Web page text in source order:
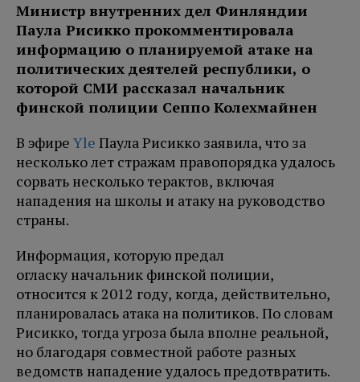
Министр внутренних дел Финляндии
Паула Рисикко прокомментировала
информацию о планируемой атаке на
политических деятелей республики, о
которой СМИ рассказал начальник
финской полиции Сеппо Колехмайнен
В эфире Yle Паула Рисикко заявила, что за
несколько лет стражам правопорядка удалось
сорвать несколько терактов, включая
нападения на школы и атаку на руководство
страны.
Информация, которую предал
огласку начальник финской полиции,
относится к 2012 году, когда, действительно,
планировалась атака на политиков. По словам
Рисикко, тогда угроза была вполне реальной,
но благодаря совместной работе разных
ведомств нападение удалось предотвратить.